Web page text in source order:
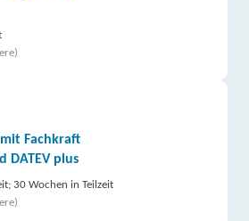
Fachkraft
DATEV plus
30 Wochen in Teilzeit